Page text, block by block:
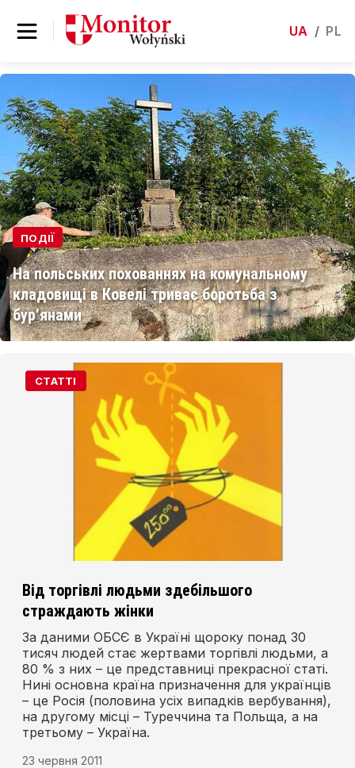
UA / PL
ПОДІЇ
На польських похованнях на комунальному
кладовищі в Ковелі триває боротьба з
бур’янами
СТАТТІ
Від торгівлі людьми здебільшого
страждають жінки
За даними ОБСЄ в Україні щороку понад 30
тисяч людей стає жертвами торгівлі людьми, а
80 % з них – це представниці прекрасної статі.
Нині основна країна призначення для українців
– це Росія (половина усіх випадків вербування),
на другому місці – Туреччина та Польща, а на
третьому – Україна.
23 червня 2011